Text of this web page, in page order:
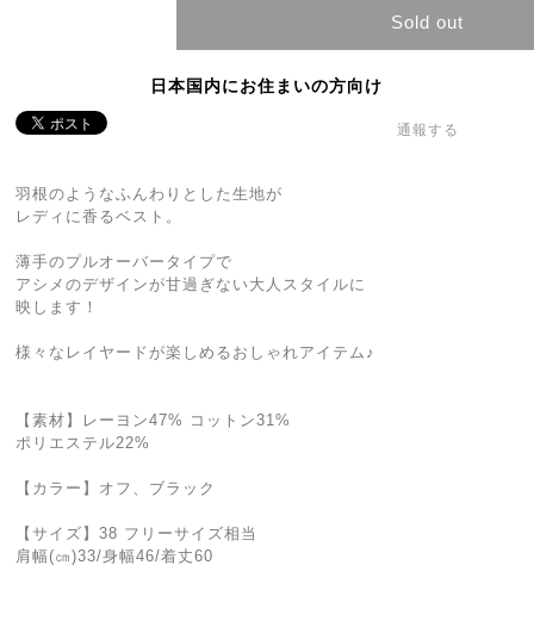
Sold out
日本国内にお住まいの方向け
通報する
羽根のようなふんわりとした生地が
レディに香るベスト。
薄手のプルオーバータイプで
アシメのデザインが甘過ぎない大人スタイルに
映します！
様々なレイヤードが楽しめるおしゃれアイテム♪
【素材】レーヨン47% コットン31%
ポリエステル22%
【カラー】オフ、ブラック
【サイズ】38 フリーサイズ相当
肩幅(㎝)33/身幅46/着丈60